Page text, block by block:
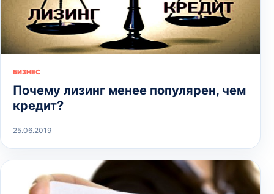
БИЗНЕС
Почему лизинг менее популярен, чем
кредит?
25.06.2019